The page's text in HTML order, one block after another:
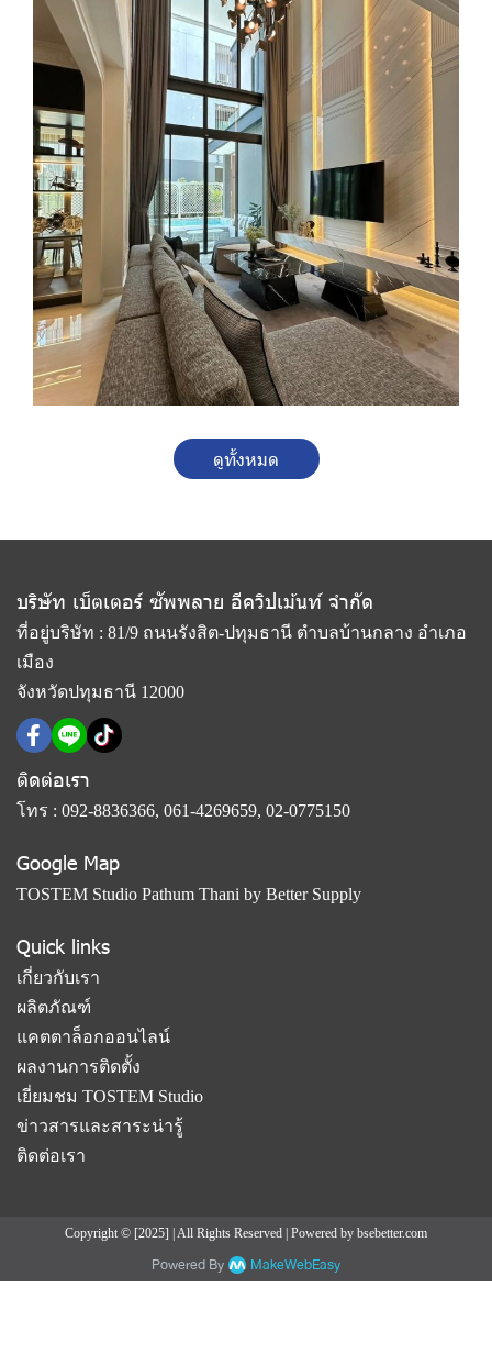
ดูทั้งหมด
บริษัท เบ็ตเตอร์ ซัพพลาย อีควิปเม้นท์ จำกัด
ที่อยู่บริษัท : 81/9 ถนนรังสิต-ปทุมธานี ตำบลบ้านกลาง อำเภอ
เมือง
จังหวัดปทุมธานี 12000
ติดต่อเรา
โทร : 092-8836366, 061-4269659, 02-0775150
Google Map
TOSTEM Studio Pathum Thani by Better Supply
Quick links
เกี่ยวกับเรา
ผลิตภัณฑ์
แคตตาล็อกออนไลน์
ผลงานการติดตั้ง
เยี่ยมชม TOSTEM Studio
ข่าวสารและสาระน่ารู้
ติดต่อเรา
Copyright © [2025] | All Rights Reserved | Powered by bsebetter.com
Powered By MakeWebEasy